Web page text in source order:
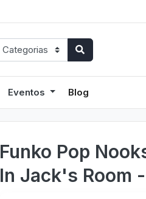
Eventos Blog
Funko Pop
In Jack's Room